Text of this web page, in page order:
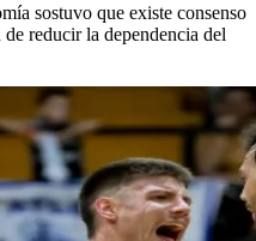
sostuvo que existe consenso
reducir la dependencia del